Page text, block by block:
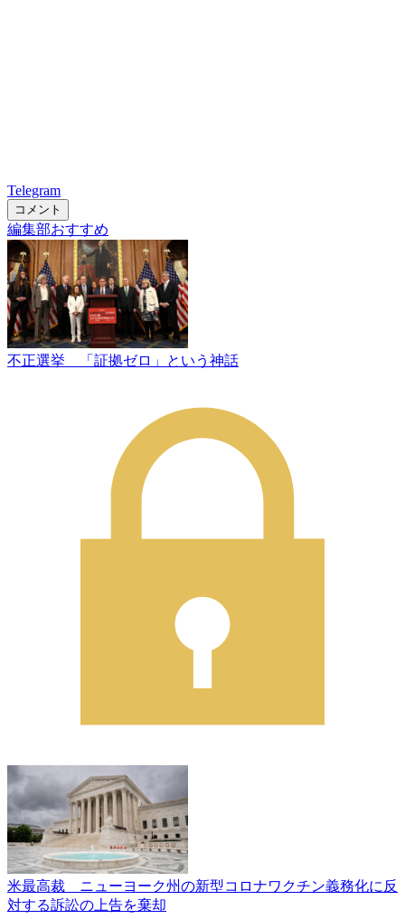
Telegram
コメント
編集部おすすめ
不正選挙 「証拠ゼロ」という神話
米最高裁 ニューヨーク州の新型コロナワクチン義務化に反
対する訴訟の上告を棄却